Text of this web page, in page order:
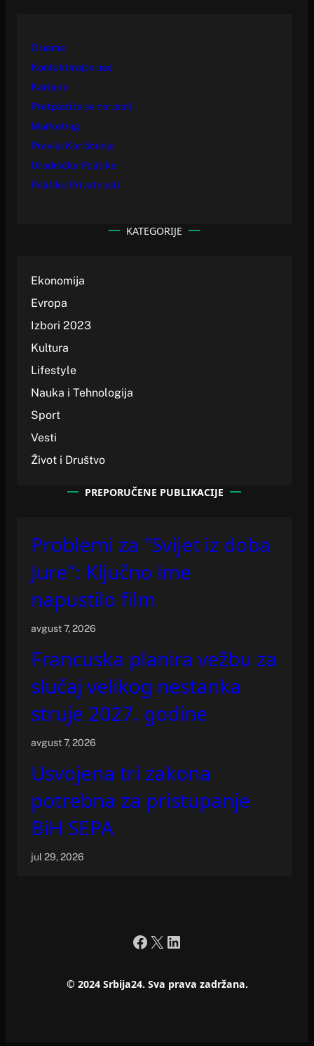
O nama
Kontaktirajte nas
Karijera
Pretplatite se na vesti
Marketing
Pravila Korišćenja
Urednička Politika
Politika Privatnosti
KATEGORIJE
Ekonomija
Evropa
Izbori 2023
Kultura
Lifestyle
Nauka i Tehnologija
Sport
Vesti
Život i Društvo
PREPORUČENE PUBLIKACIJE
Problemi za "Svijet iz doba
Jure": Ključno ime
napustilo film
avgust 7, 2026
Francuska planira vežbu za
slučaj velikog nestanka
struje 2027. godine
avgust 7, 2026
Usvojena tri zakona
potrebna za pristupanje
BiH SEPA
jul 29, 2026
Facebook
X LinkedIn
© 2024 Srbija24. Sva prava zadržana.